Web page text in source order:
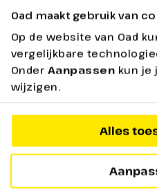
Oad maakt gebruik van
Op de website van Oad
vergelijkbare
Onder Aanpassen kun je
wijzigen.
Alles
Faciliteiten voor deze reis
Inclusief/
Ontbijt in
persoon per
Kinderbedje